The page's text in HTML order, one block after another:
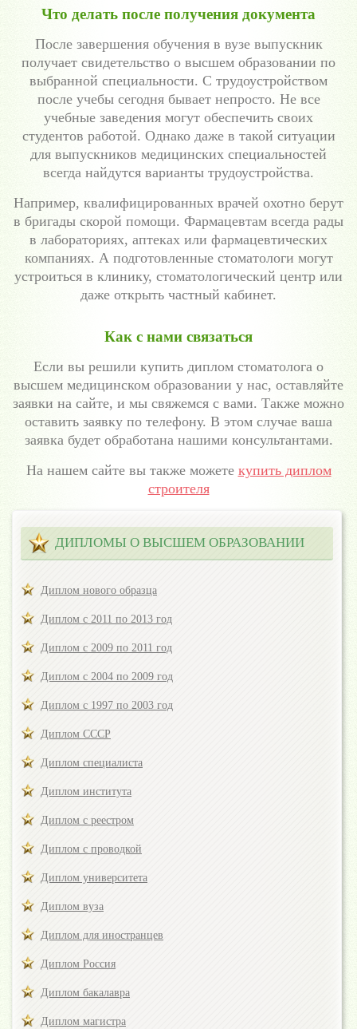
Что делать после получения документа
После завершения обучения в вузе выпускник
получает свидетельство о высшем образовании по
выбранной специальности. С трудоустройством
после учебы сегодня бывает непросто. Не все
учебные заведения могут обеспечить своих
студентов работой. Однако даже в такой ситуации
для выпускников медицинских специальностей
всегда найдутся варианты трудоустройства.
Например, квалифицированных врачей охотно берут
в бригады скорой помощи. Фармацевтам всегда рады
в лабораториях, аптеках или фармацевтических
компаниях. А подготовленные стоматологи могут
устроиться в клинику, стоматологический центр или
даже открыть частный кабинет.
Как с нами связаться
Если вы решили купить диплом стоматолога о
высшем медицинском образовании у нас, оставляйте
заявки на сайте, и мы свяжемся с вами. Также можно
оставить заявку по телефону. В этом случае ваша
заявка будет обработана нашими консультантами.
На нашем сайте вы также можете купить диплом
строителя
ДИПЛОМЫ О ВЫСШЕМ ОБРАЗОВАНИИ
Диплом нового образца
Диплом с 2011 по 2013 год
Диплом с 2009 по 2011 год
Диплом с 2004 по 2009 год
Диплом с 1997 по 2003 год
Диплом СССР
Диплом специалиста
Диплом института
Диплом с реестром
Диплом с проводкой
Диплом университета
Диплом вуза
Диплом для иностранцев
Диплом Россия
Диплом бакалавра
Диплом магистра